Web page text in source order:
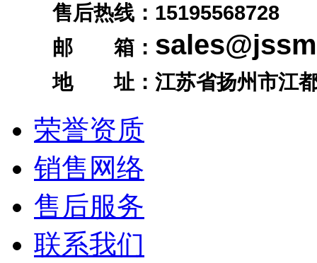
售后热线： 15195568728
邮 箱：
地 址：江苏省扬州市江都
荣誉资质
销售网络
售后服务
联系我们